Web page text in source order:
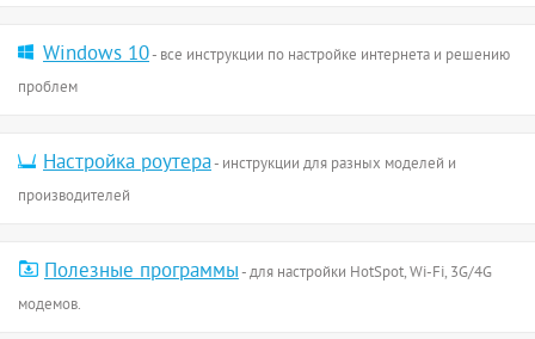
Windows 10- все инструкции по настройке интернета и решению
проблем
Настройка роутера- инструкции для разных моделей и
производителей
Полезные программы- для настройки HotSpot, Wi-Fi, 3G/4G
модемов.